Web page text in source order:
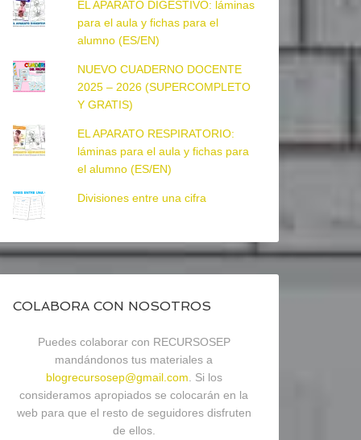
EL APARATO DIGESTIVO: láminas
para el aula y fichas para el
alumno (ES/EN)
NUEVO CUADERNO DOCENTE
2025 – 2026 (SUPERCOMPLETO
Y GRATIS)
EL APARATO RESPIRATORIO:
láminas para el aula y fichas para
el alumno (ES/EN)
Divisiones entre una cifra
COLABORA CON NOSOTROS
Puedes colaborar con RECURSOSEP
mandándonos tus materiales a
blogrecursosep@gmail.com . Si los
consideramos apropiados se colocarán en la
web para que el resto de seguidores disfruten
de ellos.